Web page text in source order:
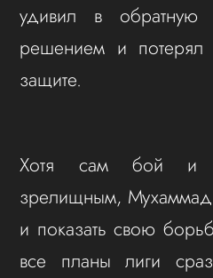
удивил в обратную
решением и
защите.
Хотя сам бой и
зрелищным, Мухаммад
и показать свою
все планы лиги